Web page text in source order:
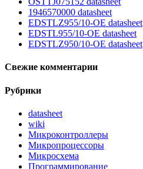
1946570000 datasheet
EDSTLZ955/10-OE datasheet
EDSTL955/10-OE datasheet
EDSTLZ950/10-OE datasheet
Свежие комментарии
Рубрики
datasheet
wiki
Микроконтроллеры
Микропроцессоры
Микросхема
Программирование